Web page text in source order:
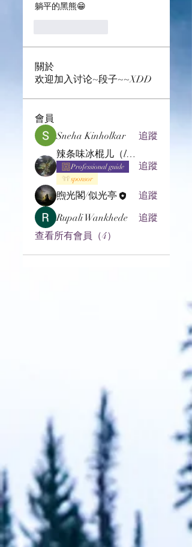
躺平的黑熊😁
關於
欢迎加入讨论~段子~~XDD
會員
Sneha Kinholkar
追蹤
辣条味冰棍儿（lof别玩了要氪金的）
Professional guide
sponsor
追蹤
煦光閣/似光亭
追蹤
Rupali Wankhede
追蹤
查看所有會員（4）